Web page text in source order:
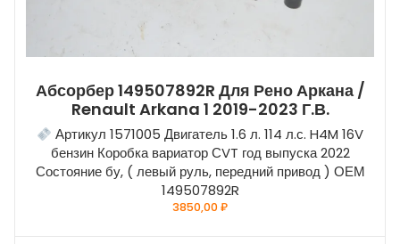
Абсорбер 149507892R Для Рено Аркана /
Renault Arkana 1 2019-2023 Г.в.
Артикул 1571005 Двигатель 1.6 л. 114 л.с. H4M 16V
бензин Коробка вариатор СVT год выпуска 2022
Состояние бу, ( левый руль, передний привод ) ОЕМ
149507892R
3850,00₽